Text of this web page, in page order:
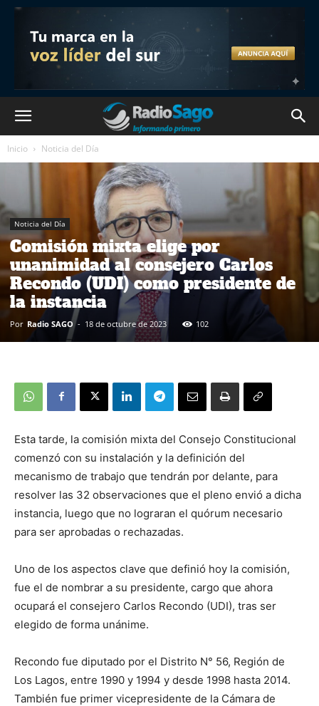
Inicio Noticia del Día
Noticia del Día
Comisión mixta elige por
unanimidad al consejero Carlos
Recondo (UDI) como presidente de
la instancia
Por Radio SAGO - 18 de octubre de 2023 102
Esta tarde, la comisión mixta del Consejo Constitucional
comenzó con su instalación y la definición del
mecanismo de trabajo que tendrán por delante, para
resolver las 32 observaciones que el pleno envió a dicha
instancia, luego que no lograran el quórum necesario
para ser aprobadas o rechazadas.
Uno de los aspectos clave que definió hoy la comisión,
fue el de nombrar a su presidente, cargo que ahora
ocupará el consejero Carlos Recondo (UDI), tras ser
elegido de forma unánime.
Recondo fue diputado por el Distrito N° 56, Región de
Los Lagos, entre 1990 y 1994 y desde 1998 hasta 2014.
También fue primer vicepresidente de la Cámara de